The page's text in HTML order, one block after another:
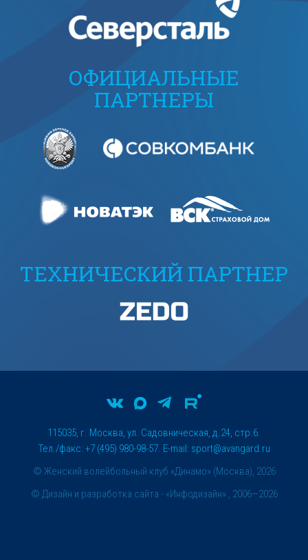
ОФИЦИАЛЬНЫЕ
ПАРТНЕРЫ
ТЕХНИЧЕСКИЙ ПАРТНЕР
© Женский волейбольный клуб «Динамо» (Москва), 2026
115035, г. Москва, ул. Садовническая, д.24, стр.6.
Тел./факс: +7 (495) 980-98-57. E-mail: sport@avangard.ru
© Дизайн и разработка сайта - «Инфодизайн» , 2006—2026